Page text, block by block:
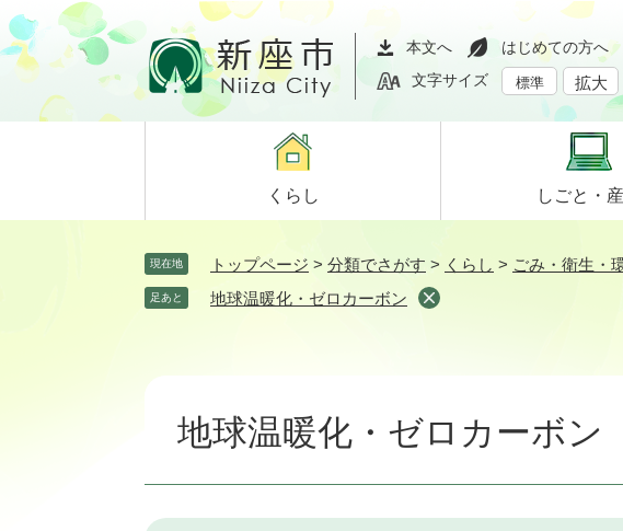
ペ
ー
ジ
メ
ニ
ュ
て
本文へ はじめての方へ
文字サイズ
標準 拡大
くらし しごと・
現在地 トップページ > 分類でさがす > くらし > ごみ・衛生・
足あと 地球温暖化・ゼロカーボン
地球温暖化・ゼロカーボン